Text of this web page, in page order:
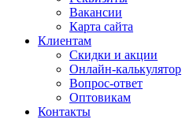
Вакансии
Карта сайта
Клиентам
Скидки и акции
Онлайн-калькулятор
Вопрос-ответ
Оптовикам
Контакты